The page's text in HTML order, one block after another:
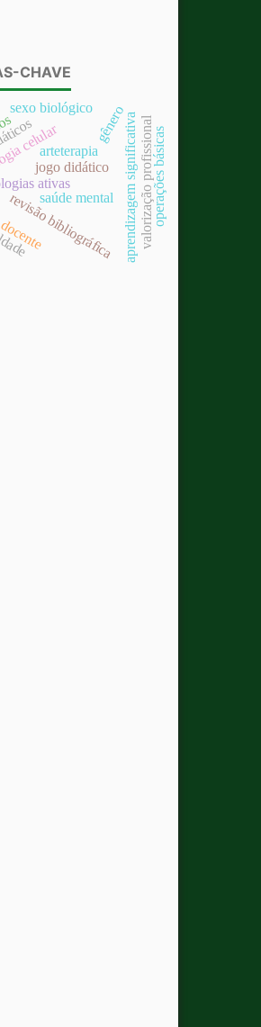
CHAVE
celular
ativas
jogo didático aprendizagem significativa
revisão bibliográfica valorização profissional
saúde mental
arteterapia operações básicas
gênero
sexo biológico